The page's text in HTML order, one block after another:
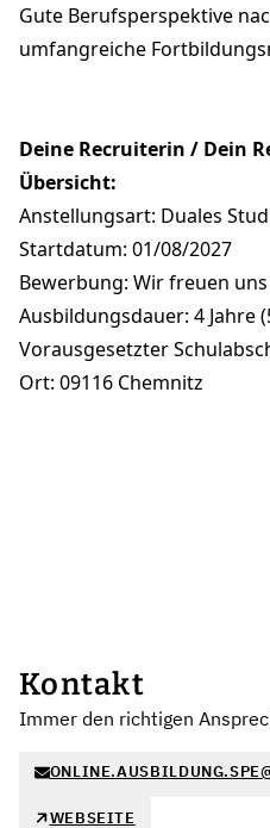
Gute Berufsperspektive
umfangreiche
Deine Recruiterin / Dein
Übersicht:
Anstellungsart: Duales
Startdatum: 01/08/2027
Bewerbung: Wir freuen
Ausbildungsdauer: 4 Jahre
Vorausgesetzter
Ort: 09116 Chemnitz
Kontakt
Immer den richtigen
WEBSEITE